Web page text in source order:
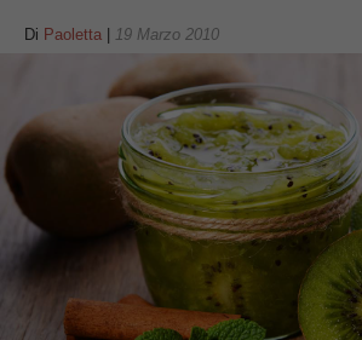
Di Paoletta 19 Marzo 2010